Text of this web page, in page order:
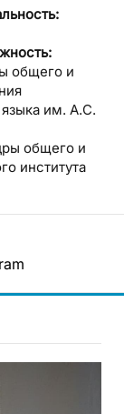
общего и
языка им. А.С.
общего и
института